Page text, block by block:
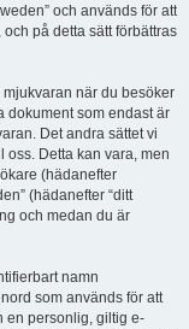
och används för att
på detta sätt förbättras
när du besöker
dokument som endast är
Det andra sättet vi
Detta kan vara, men
(hädanefter
(hädanefter “ditt
och medan du är
namn
som används för att
en personlig, giltig e-